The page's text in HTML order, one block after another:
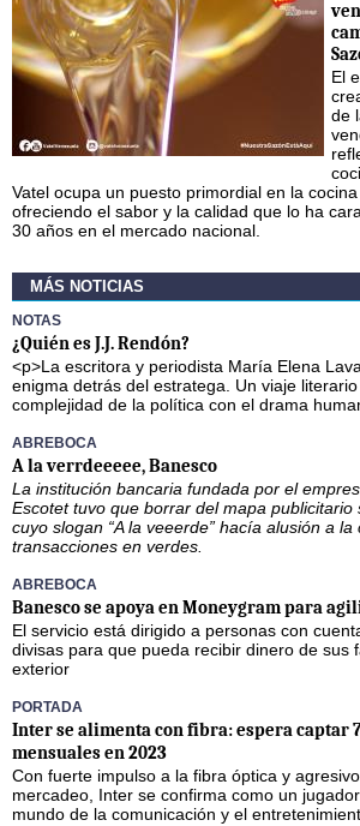
El
de
Vatel ocupa un puesto primordial en la
ofreciendo el sabor y la calidad que lo ha
30 años en el mercado nacional.
MÁS NOTICIAS
NOTAS
¿Quién es J.J. Rendón?
<p>La escritora y periodista María Elena
enigma detrás del estratega. Un viaje
complejidad de la política con el drama
ABREBOCA
A la verrdeeeee, Banesco
La institución bancaria fundada por el
Escotet tuvo que borrar del mapa publicitario
cuyo slogan “A la veeerde” hacía alusión a
transacciones en verdes.
ABREBOCA
Banesco se apoya en Moneygram para
El servicio está dirigido a personas con
divisas para que pueda recibir dinero de sus
exterior
PORTADA
Inter se alimenta con fibra: espera captar
mensuales en 2023
Con fuerte impulso a la fibra óptica y
mercadeo, Inter se confirma como un
mundo de la comunicación y el